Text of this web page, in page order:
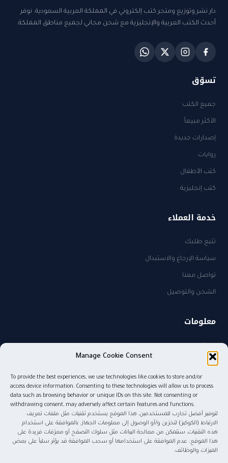
Manage Cookie Consent
To provide the best experiences, we use technologies like cookies to store and/or
access device information. Consenting to these technologies will allow us to process
data such as browsing behavior or unique IDs on this site. Not consenting or
withdrawing consent, may adversely affect certain features and functions.
لتوفير أفضل تجارب للمستخدمين، هذا الموقع يستخدم تقنيات مثل ملفات تعريف
الارتباط (الكوكيز) لتخزين و/أو الوصول إلى معلومات الجهاز. بالموافقة على استخدام
هذه التقنيات، سنتمكن من معالجة البيانات مثل سلوك التصفح أو معرّفات فريدة على
هذا الموقع. عدم الموافقة على استخدامها أو سحب الموافقة قد يؤثر سلباً على بعض
الميزات والوظائف.
دار نشر وتوزيع ومتجر كتب إلكتروني في المملكة العربية السعودية. نوفر
أحدث الكتب العربية والإنجليزية مع شحن مجاني لجميع مناطق المملكة.
تسوّق
جميع الكتب
الأكثر مبيعاً
إصدارات جديدة
روايات
كتب الأطفال
كتب إنجليزية
خدمة العملاء
تتبع طلبك
سياسة الإرجاع والاستبدال
تواصل معنا
الشحن والتوصيل
معلومات
سياسة الخصوصية
sales@kw.sa
٠٥٠٥٨٢٧٤٨٥
© ٢٠٢٦ موج المعرفة للنشر والتوزيع. جميع الحقوق محفوظة.